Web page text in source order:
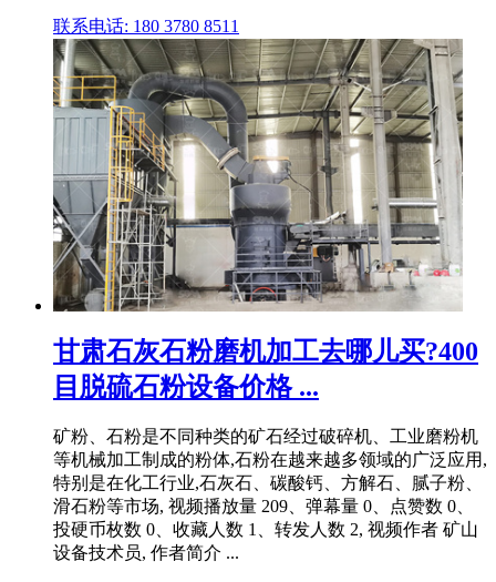
联系电话: 180 3780 8511
甘肃石灰石粉磨机加工去哪儿买?400
目脱硫石粉设备价格 ...
矿粉、石粉是不同种类的矿石经过破碎机、工业磨粉机
等机械加工制成的粉体,石粉在越来越多领域的广泛应用,
特别是在化工行业,石灰石、碳酸钙、方解石、腻子粉、
滑石粉等市场, 视频播放量 209、弹幕量 0、点赞数 0、
投硬币枚数 0、收藏人数 1、转发人数 2, 视频作者 矿山
设备技术员, 作者简介 ...